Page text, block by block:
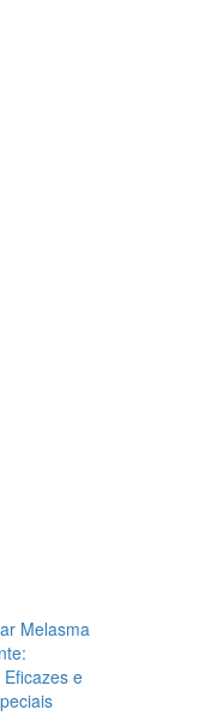
Melasma
e